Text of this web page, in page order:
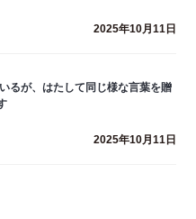
2025年10月11日
るが、はたして同じ様な言葉を贈
2025年10月11日